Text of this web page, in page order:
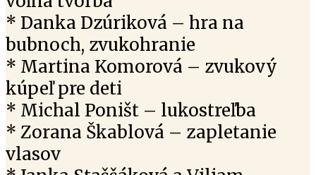
* Danka Dzúriková – hra na
bubnoch, zvukohranie
* Martina Komorová – zvukový
kúpeľ pre deti
* Michal Poništ – lukostreľba
* Zorana Škablová – zapletanie
vlasov